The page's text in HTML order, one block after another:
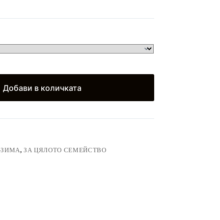
Добави в количката
ЗИМА,ЗА ЦЯЛОТО СЕМЕЙСТВО